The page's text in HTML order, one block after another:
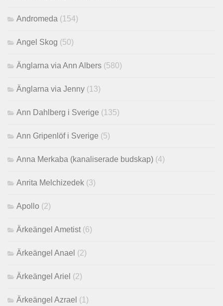
Andromeda (154)
Angel Skog (50)
Änglarna via Ann Albers (580)
Änglarna via Jenny (13)
Ann Dahlberg i Sverige (135)
Ann Gripenlöf i Sverige (5)
Anna Merkaba (kanaliserade budskap) (4)
Anrita Melchizedek (3)
Apollo (2)
Ärkeängel Ametist (6)
Ärkeängel Anael (2)
Ärkeängel Ariel (2)
Ärkeängel Azrael (1)